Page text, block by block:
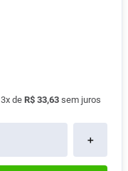
3x de R$ 33,63 sem juros
＋